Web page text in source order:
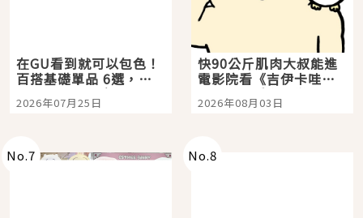
在GU看到就可以包色！
百搭基礎單品 6選，閉
眼全收也不心疼
2026年07月25日
快90公斤肌肉大叔能進
電影院看《吉伊卡哇》
嗎？日本重金屬樂團
「打首」會長與nagano
2026年08月03日
No.7 No.8